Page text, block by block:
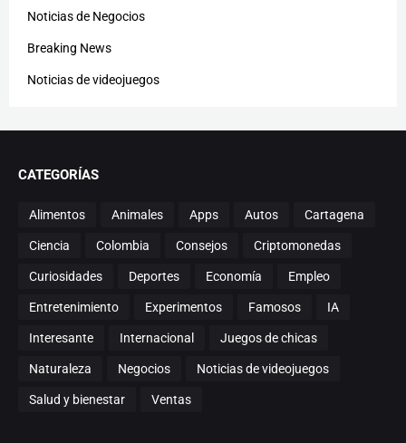
Noticias de Negocios
Breaking News
Noticias de videojuegos
CATEGORÍAS
Alimentos Animales Apps Autos Cartagena
Ciencia Colombia Consejos Criptomonedas
Curiosidades Deportes Economía Empleo
Entretenimiento Experimentos Famosos IA
Interesante Internacional Juegos de chicas
Naturaleza Negocios Noticias de videojuegos
Salud y bienestar Ventas